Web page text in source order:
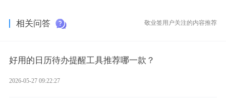
相关问答 敬业签用户关注的内容推荐
好用的日历待办提醒工具推荐哪一款？
2026-05-27 09:22:27